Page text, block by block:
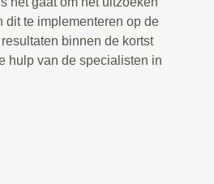
dit te implementeren op de
binnen de kortst
hulp van de specialisten in